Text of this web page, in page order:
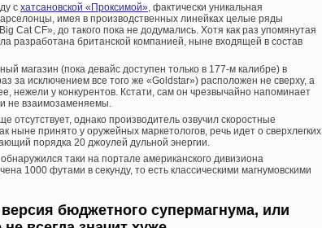
с хатсановской «Проксимой» , фактически уникальная
имея в производственных линейках целые ряды
Cat CF», до такого пока не додумались. Хотя как раз упомянутая
разработана британской компанией, ныне входящей в состав
магазин (пока девайс доступен только в 177-м калибре) в
за исключением все того же «Goldstar») расположен не сверху, а
нежели у конкурентов. Кстати, сам он чрезвычайно напоминает
не взаимозаменяемы.
однако производитель озвучил скоростные
ныне принято у оружейных маркетологов, речь идет о сверхлегких
порядка 20 джоулей дульной энергии.
таки на портале американского дивизиона
1000 футами в секунду, то есть классическими магнумовскими
бюджетного супермагнума, или